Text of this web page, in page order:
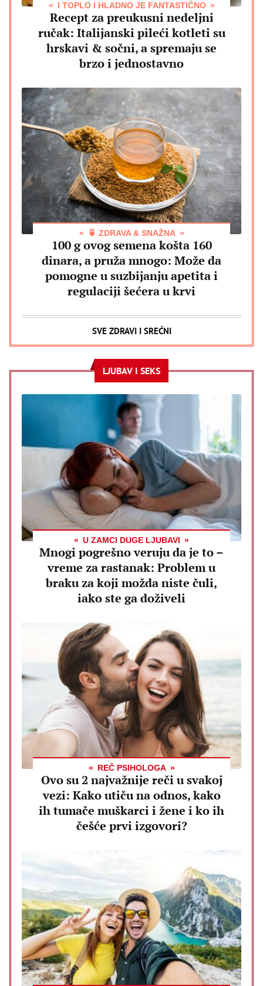
I TOPLO I HLADNO JE FANTASTIČNO
Recept za preukusni nedeljni
ručak: Italijanski pileći kotleti su
hrskavi & sočni, a spremaju se
brzo i jednostavno
🍵 ZDRAVA & SNAŽNA
100 g ovog semena košta 160
dinara, a pruža mnogo: Može da
pomogne u suzbijanju apetita i
regulaciji šećera u krvi
SVE ZDRAVI I SREĆNI
LJUBAV I SEKS
U ZAMCI DUGE LJUBAVI
Mnogi pogrešno veruju da je to –
vreme za rastanak: Problem u
braku za koji možda niste čuli,
iako ste ga doživeli
REČ PSIHOLOGA
Ovo su 2 najvažnije reči u svakoj
vezi: Kako utiču na odnos, kako
ih tumače muškarci i žene i ko ih
češće prvi izgovori?